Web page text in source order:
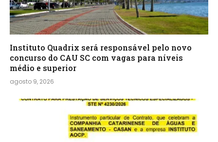
Instituto Quadrix será responsável pelo novo
concurso do CAU SC com vagas para níveis
médio e superior
agosto 9, 2026